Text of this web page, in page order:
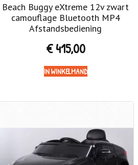
Beach Buggy eXtreme 12v zwart
camouflage Bluetooth MP4
Afstandsbediening
€415,00
IN WINKELMAND